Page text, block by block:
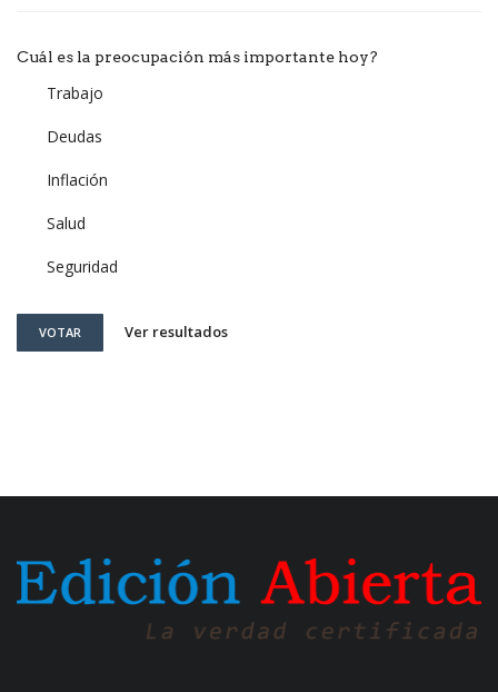
Cuál es la preocupación más importante hoy?
Trabajo
Deudas
Inflación
Salud
Seguridad
VOTAR Ver resultados